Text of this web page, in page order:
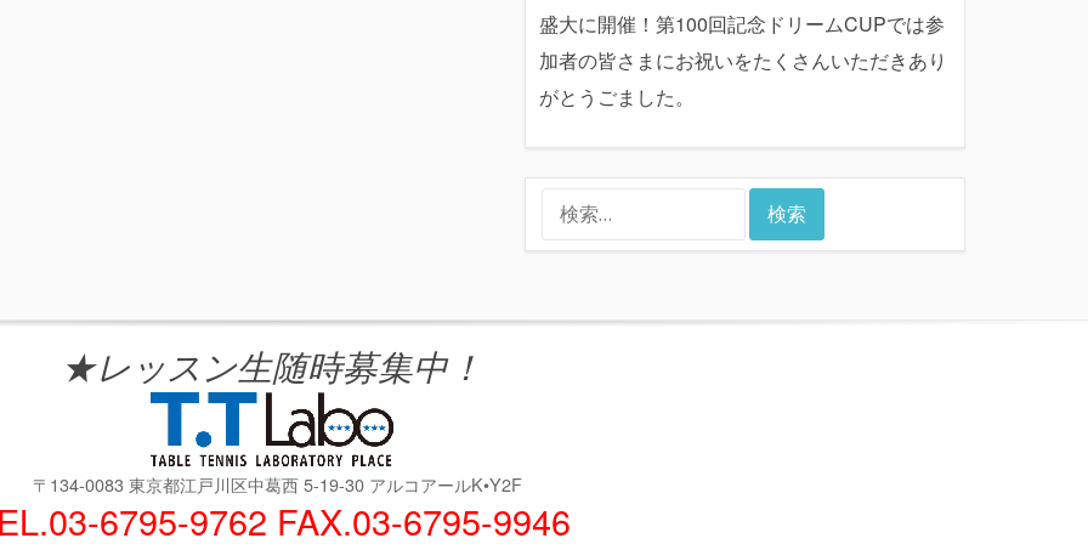
盛大に開催！第100回記念ドリームCUPでは参
加者の皆さまにお祝いをたくさんいただきあり
がとうごました。
索:
★レッスン生随時募集中！
〒134-0083 東京都江戸川区中葛西 5-19-30 アルコアールK•Y2F
6795-9762 FAX.03-6795-9946